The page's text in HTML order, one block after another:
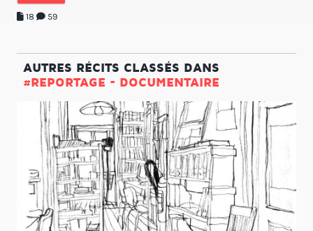
18 59
AUTRES RÉCITS CLASSÉS DANS
#REPORTAGE - DOCUMENTAIRE